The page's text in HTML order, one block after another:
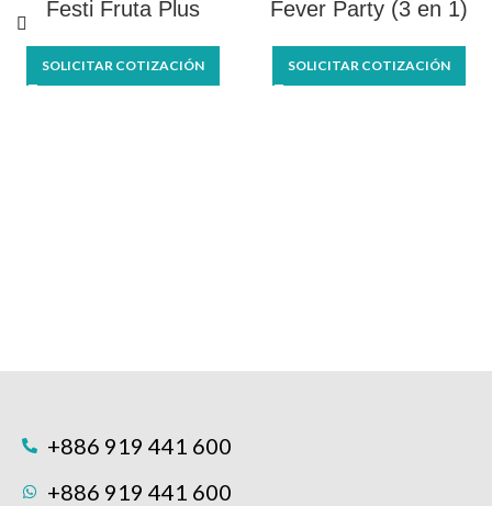
Festi Fruta Plus
SOLICITAR COTIZACIÓN
Fever Party (3 en 1)
SOLICITAR COTIZACIÓN
+886 919 441 600
+886 919 441 600